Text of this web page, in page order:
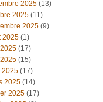
2025 (13)
2025 (11)
2025 (9)
2025 (1)
(17)
(15)
2025 (17)
2025 (14)
2025 (17)